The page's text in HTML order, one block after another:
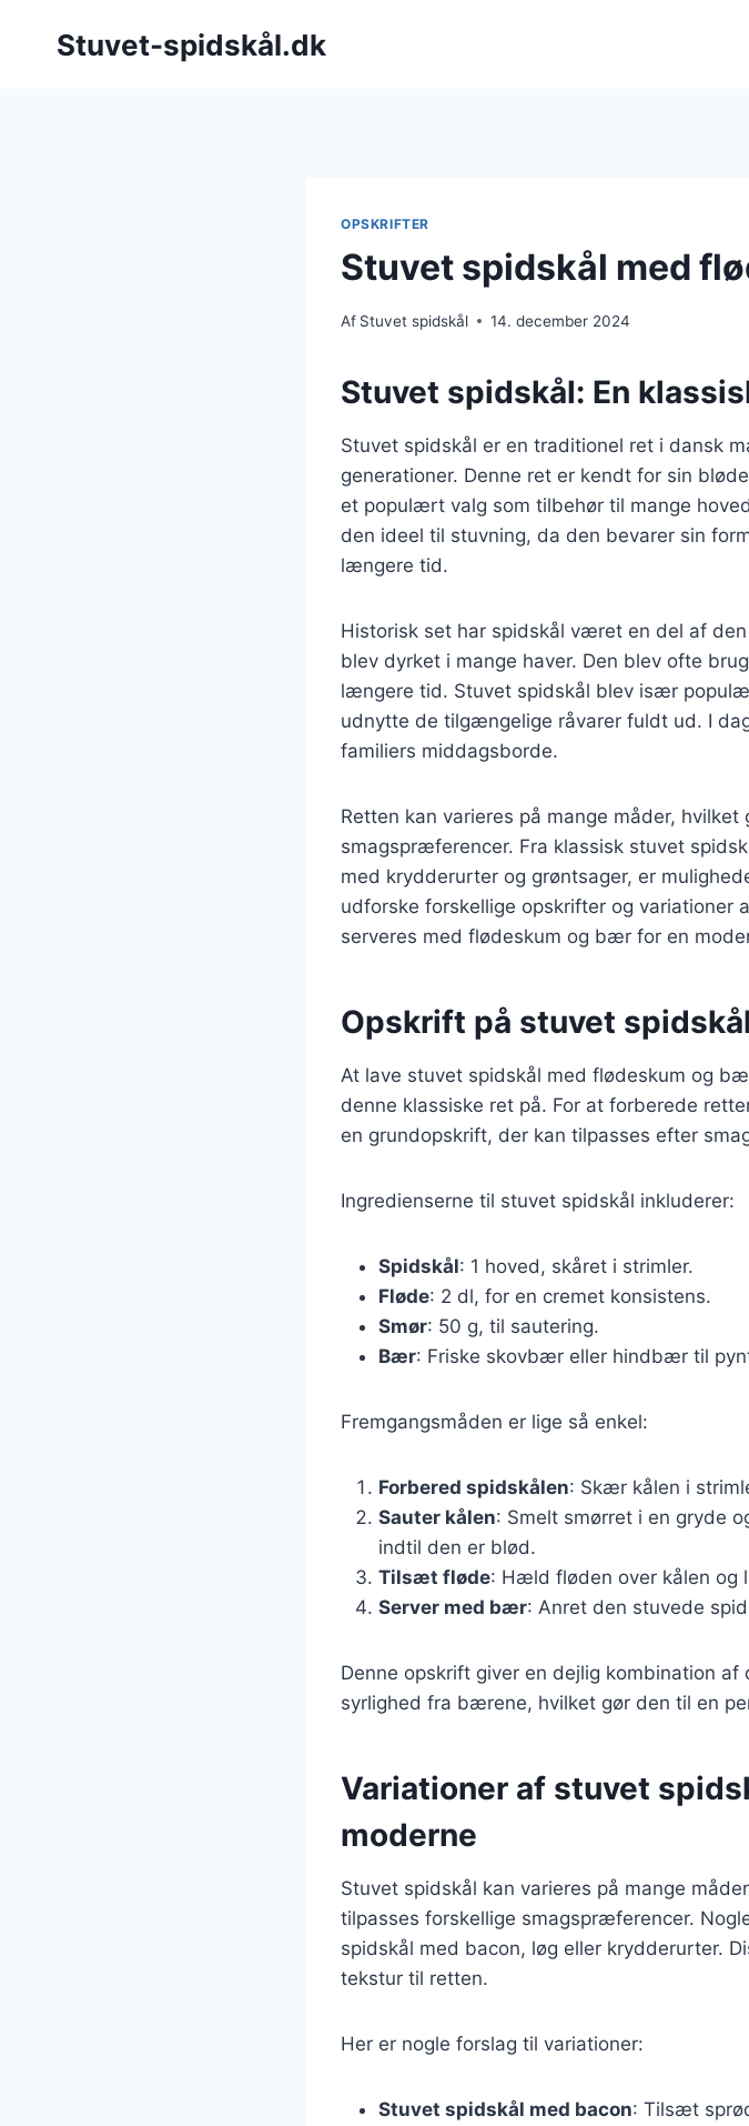
Stuvet-spidskål.dk
OPSKRIFTER
Stuvet spidskål med
Af Stuvet spidskål 14. december 2024
Stuvet spidskål: En
Stuvet spidskål er en traditionel ret i dansk
generationer. Denne ret er kendt for sin
et populært valg som tilbehør til mange
den ideel til stuvning, da den bevarer sin
længere tid.
Historisk set har spidskål været en del af
blev dyrket i mange haver. Den blev ofte
længere tid. Stuvet spidskål blev især
udnytte de tilgængelige råvarer fuldt ud. I
familiers middagsborde.
Retten kan varieres på mange måder,
smagspræferencer. Fra klassisk stuvet
med krydderurter og grøntsager, er
udforske forskellige opskrifter og variationer
serveres med flødeskum og bær for en
Opskrift på stuvet
At lave stuvet spidskål med flødeskum og
denne klassiske ret på. For at forberede
en grundopskrift, der kan tilpasses efter
Ingredienserne til stuvet spidskål inkluderer:
Spidskål: 1 hoved, skåret i strimler.
Fløde: 2 dl, for en cremet konsistens.
Smør: 50 g, til sautering.
Bær: Friske skovbær eller hindbær til
Fremgangsmåden er lige så enkel:
Forbered spidskålen: Skær kålen i
Sauter kålen: Smelt smørret i en gryde
indtil den er blød.
Tilsæt fløde: Hæld fløden over kålen og
Server med bær: Anret den stuvede
Denne opskrift giver en dejlig kombination
syrlighed fra bærene, hvilket gør den til en
Variationer af stuvet
moderne
Stuvet spidskål kan varieres på mange
tilpasses forskellige smagspræferencer.
spidskål med bacon, løg eller krydderurter.
tekstur til retten.
Her er nogle forslag til variationer:
Stuvet spidskål med bacon: Tilsæt